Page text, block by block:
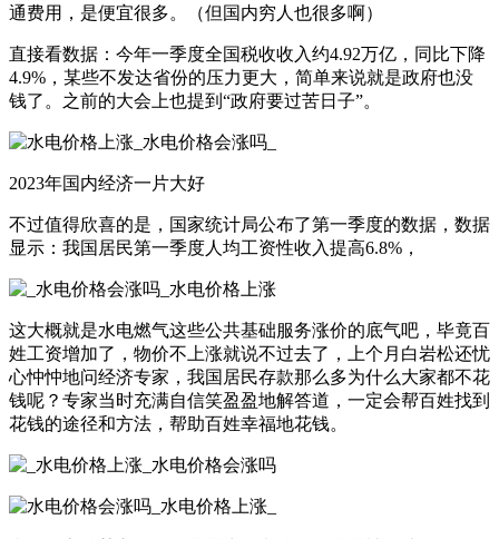
通费用，是便宜很多。（但国内穷人也很多啊）
直接看数据：今年一季度全国税收收入约4.92万亿，同比下降
4.9%，某些不发达省份的压力更大，简单来说就是政府也没
钱了。之前的大会上也提到“政府要过苦日子”。
2023年国内经济一片大好
不过值得欣喜的是，国家统计局公布了第一季度的数据，数据
显示：我国居民第一季度人均工资性收入提高6.8%，
这大概就是水电燃气这些公共基础服务涨价的底气吧，毕竟百
姓工资增加了，物价不上涨就说不过去了，上个月白岩松还忧
心忡忡地问经济专家，我国居民存款那么多为什么大家都不花
钱呢？专家当时充满自信笑盈盈地解答道，一定会帮百姓找到
花钱的途径和方法，帮助百姓幸福地花钱。